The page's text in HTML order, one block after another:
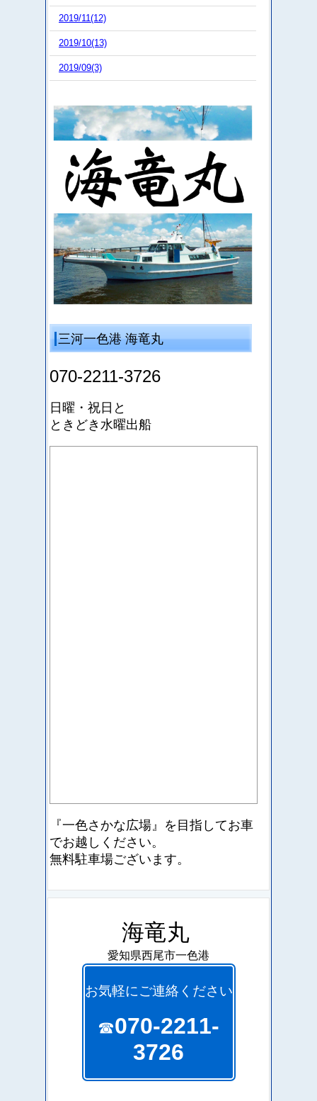
2019/11(12)
2019/10(13)
2019/09(3)
三河一色港 海竜丸
070-2211-3726
日曜・祝日と
ときどき水曜出船
『一色さかな広場』を目指してお車
でお越しください。
無料駐車場ございます。
海竜丸
愛知県西尾市一色港
お気軽にご連絡ください
☎070-2211-
3726